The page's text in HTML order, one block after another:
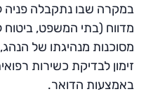
במקרה שבו נתקבלה פניה
מדווח (בתי המשפט, ביטוח
מסוכנות מנהיגתו של
זימון לבדיקת כשירות
באמצעות הדואר.